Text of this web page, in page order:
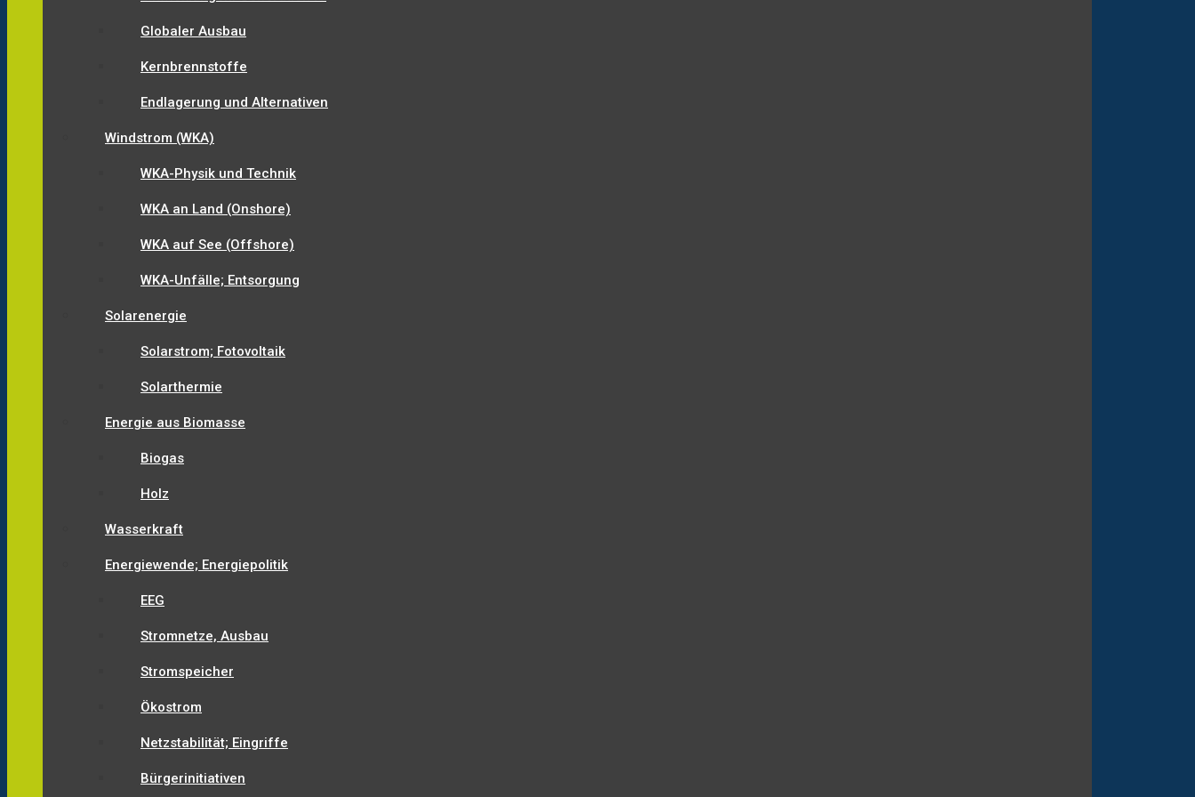
Globaler Ausbau
Kernbrennstoffe
Endlagerung und Alternativen
Windstrom (WKA)
WKA-Physik und Technik
WKA an Land (Onshore)
WKA auf See (Offshore)
WKA-Unfälle; Entsorgung
Solarenergie
Solarstrom; Fotovoltaik
Solarthermie
Energie aus Biomasse
Biogas
Holz
Wasserkraft
Energiewende; Energiepolitik
EEG
Stromnetze, Ausbau
Stromspeicher
Ökostrom
Netzstabilität; Eingriffe
Bürgerinitiativen